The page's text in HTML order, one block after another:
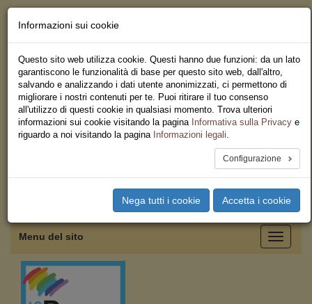
Servizi
Iscriviti
Ricerca
Area Stampa
Privacy
Federazione Regionale USB
Emilia Romagna
Toggle
Menu del sito
Informazioni sui cookie
Questo sito web utilizza cookie. Questi hanno due funzioni: da un lato
garantiscono le funzionalità di base per questo sito web, dall'altro,
salvando e analizzando i dati utente anonimizzati, ci permettono di
migliorare i nostri contenuti per te. Puoi ritirare il tuo consenso
all'utilizzo di questi cookie in qualsiasi momento. Trova ulteriori
informazioni sui cookie visitando la pagina Informativa sulla Privacy e
riguardo a noi visitando la pagina Informazioni legali.
Configurazione
Nega tutti i cookie Accetta i cookie